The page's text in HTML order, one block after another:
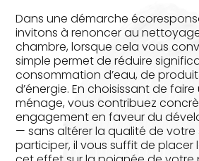
Dans une démarche
invitons à renoncer au
chambre, lorsque cela vous
simple permet de réduire
consommation d’eau, de
d’énergie. En choisissant de
ménage, vous contribuez
engagement en faveur du
— sans altérer la qualité de votre
participer, il vous suffit de